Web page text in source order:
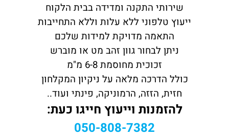
שירותי התקנה ומדידה בבית הלקוח
ייעוץ טלפוני ללא עלות וללא התחייבות
התאמה מדויקת למידות שלכם
ניתן לבחור גוון זהב מט או מוברש
זכוכית מחוסמת 6-8 מ"מ
כולל הדרכה מלאה על ניקיון המקלחון
חזית, הזזה, הרמוניקה, פינתי ועוד..
להזמנות וייעוץ חייגו כעת:
050-808-7382